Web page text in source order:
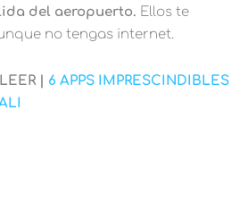
del aeropuerto. Ellos te
no tengas internet.
| 6 APPS IMPRESCINDIBLES